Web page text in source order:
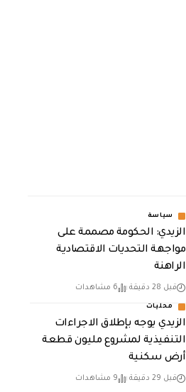
سياسة
الزيدي: الحكومة مصممة على
مواجهة التحديات الاقتصادية
الراهنة
قبل 28 دقيقة 6 مشاهدات
محليات
الزيدي يوجه بإطلاق الاجراءات
التنفيذية لمشروع مليون قطعة
أرض سكنية
قبل 29 دقيقة 9 مشاهدات